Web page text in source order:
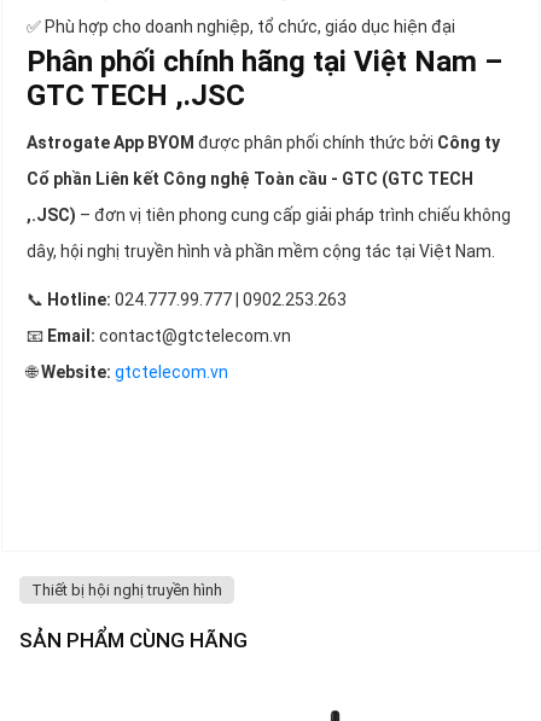
✅ Phù hợp cho doanh nghiệp, tổ chức, giáo dục hiện đại
Phân phối chính hãng tại Việt Nam –
GTC TECH ,.JSC
Astrogate App BYOM được phân phối chính thức bởi Công ty
Cổ phần Liên kết Công nghệ Toàn cầu - GTC (GTC TECH
,.JSC) – đơn vị tiên phong cung cấp giải pháp trình chiếu không
dây, hội nghị truyền hình và phần mềm cộng tác tại Việt Nam.
📞 Hotline: 024.777.99.777 | 0902.253.263
📧 Email: contact@gtctelecom.vn
🌐Website: gtctelecom.vn
Thiết bị hội nghị truyền hình
SẢN PHẨM CÙNG HÃNG